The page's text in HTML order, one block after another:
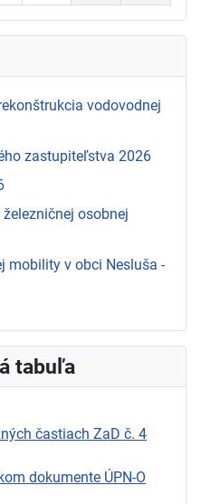
vodovodnej
zastupiteľstva 2026
osobnej
mobility v obci Nesluša -
tabuľa
častiach ZaD č. 4
dokumente ÚPN-O